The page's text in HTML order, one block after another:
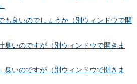
も良いのでしょうか（別ウィンドウで開
臭いのですが（別ウィンドウで開きま
臭いのですが（別ウィンドウで開きま